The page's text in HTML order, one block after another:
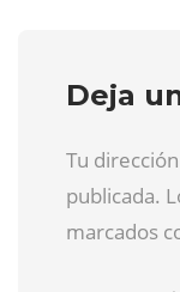
Deja
Tu
publicada.
marcados